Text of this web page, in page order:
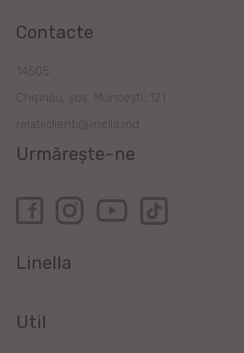
Contacte
14505
Chișinău, șos. Muncești, 121
relatiiclienti@linella.md
Urmărește-ne
Linella
Util